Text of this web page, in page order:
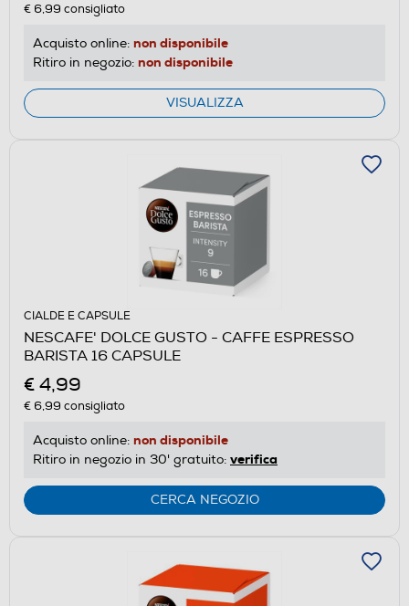
€ 6,99 consigliato
Acquisto online: non disponibile
Ritiro in negozio: non disponibile
VISUALIZZA
CIALDE E CAPSULE
NESCAFE' DOLCE GUSTO - CAFFE ESPRESSO
BARISTA 16 CAPSULE
€ 4,99
€ 6,99 consigliato
Acquisto online: non disponibile
Ritiro in negozio in 30' gratuito: verifica
CERCA NEGOZIO